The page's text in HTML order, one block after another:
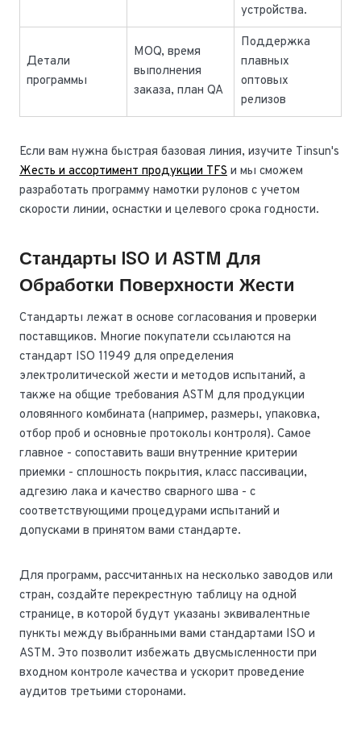
устройства.
Детали
программы
MOQ, время
выполнения
заказа, план QA
Поддержка
плавных
оптовых
релизов
Если вам нужна быстрая базовая линия, изучите Tinsun's
Жесть и ассортимент продукции TFS и мы сможем
разработать программу намотки рулонов с учетом
скорости линии, оснастки и целевого срока годности.
Стандарты ISO И ASTM Для
Обработки Поверхности Жести
Стандарты лежат в основе согласования и проверки
поставщиков. Многие покупатели ссылаются на
стандарт ISO 11949 для определения
электролитической жести и методов испытаний, а
также на общие требования ASTM для продукции
оловянного комбината (например, размеры, упаковка,
отбор проб и основные протоколы контроля). Самое
главное - сопоставить ваши внутренние критерии
приемки - сплошность покрытия, класс пассивации,
адгезию лака и качество сварного шва - с
соответствующими процедурами испытаний и
допусками в принятом вами стандарте.
Для программ, рассчитанных на несколько заводов или
стран, создайте перекрестную таблицу на одной
странице, в которой будут указаны эквивалентные
пункты между выбранными вами стандартами ISO и
ASTM. Это позволит избежать двусмысленности при
входном контроле качества и ускорит проведение
аудитов третьими сторонами.